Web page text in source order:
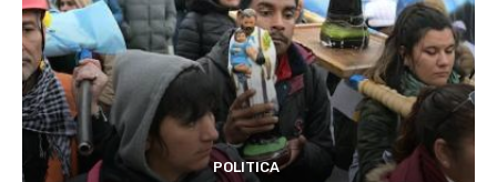
POLITICA